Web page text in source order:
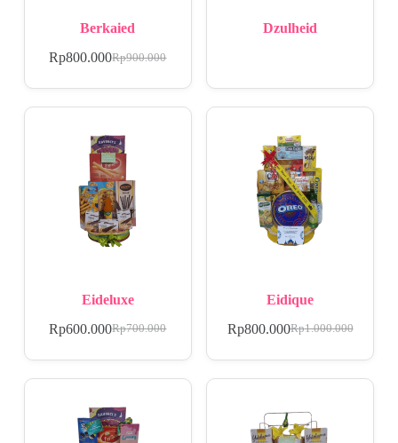
Berkaied
Rp900.000
Rp800.000
Dzulheid
Eideluxe
Rp700.000
Rp600.000
Eidique
Rp1.000.000
Rp800.000